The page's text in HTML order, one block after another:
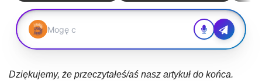
Dziękujemy, że przeczytałeś/aś nasz artykuł do końca.